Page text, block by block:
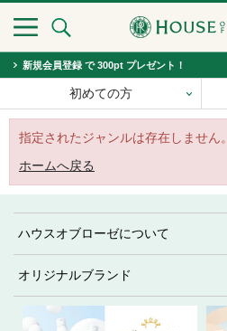
新規会員登録 で 300pt プレゼント！
初めての方
指定されたジャンルは存在しません。
ホームへ戻る
ハウスオブローゼについて
オリジナルブランド